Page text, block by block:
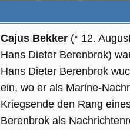
Cajus Bekker (* 12.
Hans Dieter Berenbrok)
Hans Dieter Berenbrok
ein, wo er als Marine-
Kriegsende den Rang
Berenbrok als